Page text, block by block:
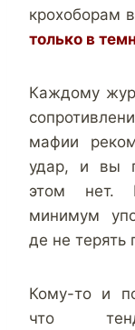
крохоборам
только в
Каждому
мафии
удар, и вы
этом нет.
минимум
де не терять
Кому-то и
что